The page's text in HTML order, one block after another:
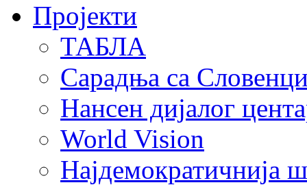
Пројекти
ТАБЛА
Сарадња са
Нансен дијалог
World Vision
Најдемократичнија